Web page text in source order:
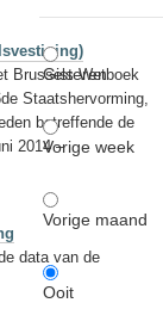
Gisteren
Vorige week
Vorige maand
Ooit
Brussels Wetboek
Staatshervorming,
betreffende de
2014 –
data van de